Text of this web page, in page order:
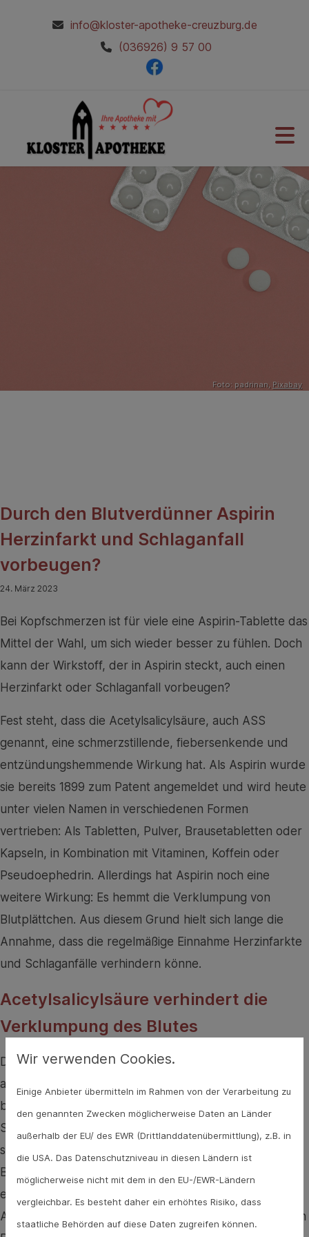
info@kloster-apotheke-creuzburg.de
(036926) 9 57 00
Foto: padrinan, Pixabay
Durch den Blutverdünner Aspirin
Herzinfarkt und Schlaganfall
vorbeugen?
24. März 2023
Bei Kopfschmerzen ist für viele eine Aspirin-Tablette das
Mittel der Wahl, um sich wieder besser zu fühlen. Doch
kann der Wirkstoff, der in Aspirin steckt, auch einen
Herzinfarkt oder Schlaganfall vorbeugen?
Fest steht, dass die Acetylsalicylsäure, auch ASS
genannt, eine schmerzstillende, fiebersenkende und
entzündungshemmende Wirkung hat. Als Aspirin wurde
sie bereits 1899 zum Patent angemeldet und wird heute
unter vielen Namen in verschiedenen Formen
vertrieben: Als Tabletten, Pulver, Brausetabletten oder
Kapseln, in Kombination mit Vitaminen, Koffein oder
Pseudoephedrin. Allerdings hat Aspirin noch eine
weitere Wirkung: Es hemmt die Verklumpung von
Blutplättchen. Aus diesem Grund hielt sich lange die
Annahme, dass die regelmäßige Einnahme Herzinfarkte
und Schlaganfälle verhindern könne.
Acetylsalicylsäure verhindert die
Verklumpung des Blutes
Denn Herzinfarkte entstehen, weil sich Ablagerungen
an den Innenseiten der Blutgefäße am Herzen bilden,
bis es zum Verschluss des Gefäßes kommt. So wird die
Sauerstoffversorgung unterbunden, der Herzmuskel
stirbt ab. Ein Teil der Ablagerungen sind verklumpte
Blutplättchen. Auch bei Schlaganfällen kommt es zu
einem Gefäßverschluss: Entweder kommt es durch
Ablagerungen zu sogenannten “Verkalkungen" oder ein
Wir verwenden Cookies.
Einige Anbieter übermitteln im Rahmen von der Verarbeitung zu
den genannten Zwecken möglicherweise Daten an Länder
außerhalb der EU/ des EWR (Drittlanddatenübermittlung), z.B. in
die USA. Das Datenschutzniveau in diesen Ländern ist
möglicherweise nicht mit dem in den EU-/EWR-Ländern
vergleichbar. Es besteht daher ein erhöhtes Risiko, dass
staatliche Behörden auf diese Daten zugreifen können.